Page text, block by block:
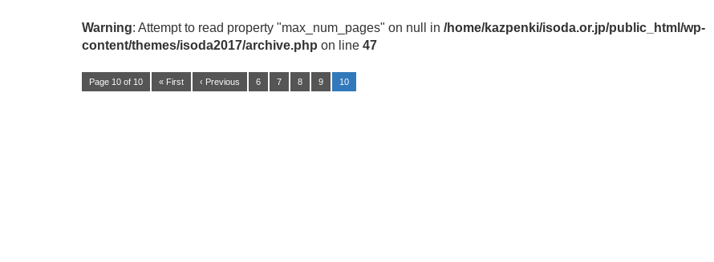
Warning: Attempt to read property "max_num_pages" on null in /home/kazpenki/isoda.or.jp/public_html/wp-
content/themes/isoda2017/archive.php on line 47
Page 10 of 10 « First ‹ Previous 6 7 8 9 10